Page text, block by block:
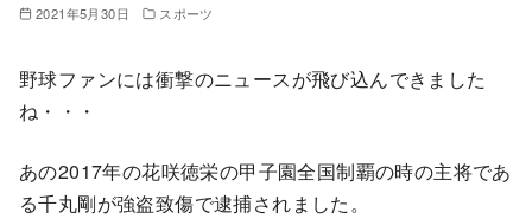
2021年5月30日 スポーツ
野球ファンには衝撃のニュースが飛び込んできました
ね・・・
あの2017年の花咲徳栄の甲子園全国制覇の時の主将であ
る千丸剛が強盗致傷で逮捕されました。